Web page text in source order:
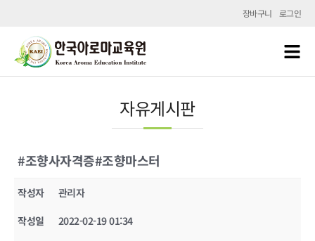
장바구니 로그인
자유게시판
#조향사자격증#조향마스터
작성자
관리자
작성일
2022-02-19 01:34